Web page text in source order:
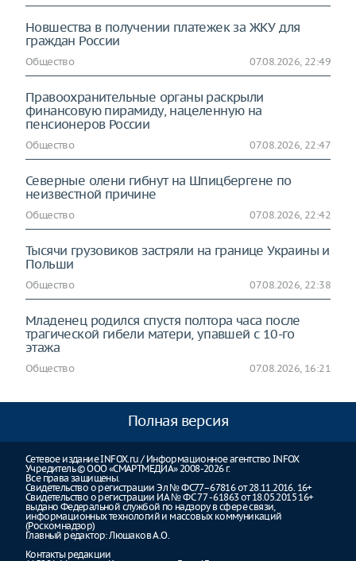
Новшества в получении платежек за ЖКУ для
граждан России
Общество 07.08.2026, 22:49
Правоохранительные органы раскрыли
финансовую пирамиду, нацеленную на
пенсионеров России
Общество 07.08.2026, 22:47
Северные олени гибнут на Шпицбергене по
неизвестной причине
Общество 07.08.2026, 22:42
Тысячи грузовиков застряли на границе Украины и
Польши
Общество 07.08.2026, 22:38
Младенец родился спустя полтора часа после
трагической гибели матери, упавшей с 10-го
этажа
Общество 07.08.2026, 16:21
Полная версия
Сетевое издание INFOX.ru / Информационное агентство INFOX
Учредитель © ООО «СМАРТМЕДИА» 2008-2026 г.
Все права защищены.
Свидетельство о регистрации Эл № ФС77–67816 от 28.11.2016. 16+
Свидетельство о регистрации ИА № ФС 77 - 61863 от 18.05.2015 16+
выдано Федеральной службой по надзору в сфере связи,
информационных технологий и массовых коммуникаций
(Роскомнадзор)
Главный редактор: Люшаков А.О.
Контакты редакции